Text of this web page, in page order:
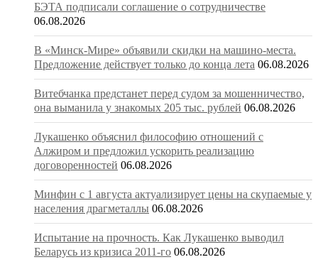
БЭТА подписали соглашение о сотрудничестве
06.08.2026
В «Минск-Мире» объявили скидки на машино-места.
Предложение действует только до конца лета 06.08.2026
Витебчанка предстанет перед судом за мошенничество,
она выманила у знакомых 205 тыс. рублей 06.08.2026
Лукашенко объяснил философию отношений с
Алжиром и предложил ускорить реализацию
договоренностей 06.08.2026
Минфин с 1 августа актуализирует цены на скупаемые у
населения драгметаллы 06.08.2026
Испытание на прочность. Как Лукашенко выводил
Беларусь из кризиса 2011-го 06.08.2026